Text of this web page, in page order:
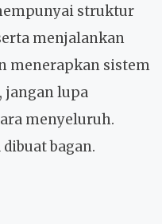
struktur
menjalankan
menerapkan sistem
jangan lupa
menyeluruh.
bagan.